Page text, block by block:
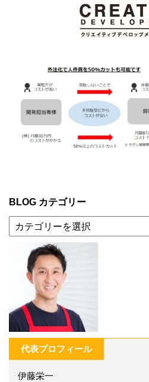
BLOG カテゴリー
代表プロフィール
伊藤栄一